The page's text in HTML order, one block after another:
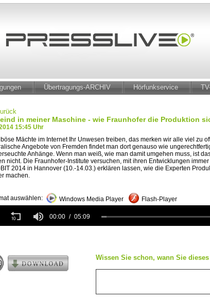
Übertragungs-ARCHIV Hörfunkservice
in meiner Maschine - wie Fraunhofer die Produktion
15:45 Uhr
Mächte im Internet Ihr Unwesen treiben, das merken wir alle viel zu
Angebote von Fremden findet man dort genauso wie
Anhänge. Wenn man weiß, wie man damit umgehen muss, ist
nicht. Die Fraunhofer-Institute versuchen, mit ihren Entwicklungen
2014 in Hannover (10.-14.03.) erklären lassen, wie die Experten
machen.
auswählen: Windows Media Player Flash-Player
Volume
00:00 05:09
Wissen Sie schon, wann Sie